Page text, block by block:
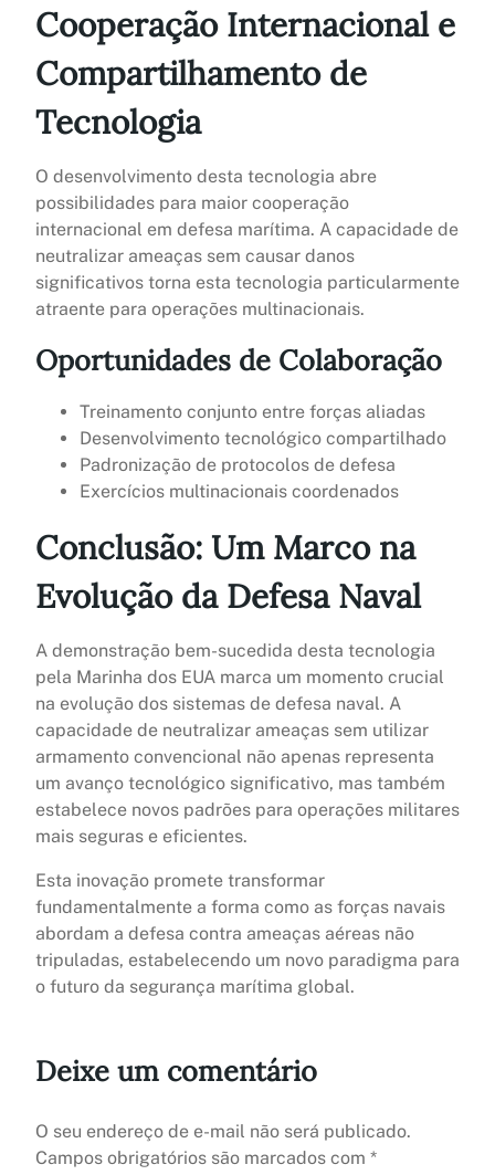
Cooperação Internacional e
Compartilhamento de
Tecnologia
O desenvolvimento desta tecnologia abre
possibilidades para maior cooperação
internacional em defesa marítima. A capacidade de
neutralizar ameaças sem causar danos
significativos torna esta tecnologia particularmente
atraente para operações multinacionais.
Oportunidades de Colaboração
Treinamento conjunto entre forças aliadas
Desenvolvimento tecnológico compartilhado
Padronização de protocolos de defesa
Exercícios multinacionais coordenados
Conclusão: Um Marco na
Evolução da Defesa Naval
A demonstração bem-sucedida desta tecnologia
pela Marinha dos EUA marca um momento crucial
na evolução dos sistemas de defesa naval. A
capacidade de neutralizar ameaças sem utilizar
armamento convencional não apenas representa
um avanço tecnológico significativo, mas também
estabelece novos padrões para operações militares
mais seguras e eficientes.
Esta inovação promete transformar
fundamentalmente a forma como as forças navais
abordam a defesa contra ameaças aéreas não
tripuladas, estabelecendo um novo paradigma para
o futuro da segurança marítima global.
Deixe um comentário
O seu endereço de e-mail não será publicado.
Campos obrigatórios são marcados com *